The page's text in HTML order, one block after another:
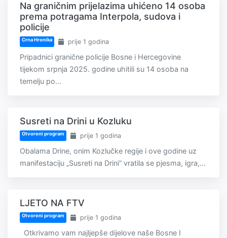
Na graničnim prijelazima uhićeno 14 osoba
prema potragama Interpola, sudova i
policije
Crna Hronika prije 1 godina
Pripadnici granične policije Bosne i Hercegovine
tijekom srpnja 2025. godine uhitili su 14 osoba na
temelju po...
Susreti na Drini u Kozluku
Otvoreni program prije 1 godina
Obalama Drine, onim Kozlučke regije i ove godine uz
manifestaciju „Susreti na Drini“ vratila se pjesma, igra,...
LJETO NA FTV
Otvoreni program prije 1 godina
Otkrivamo vam najljepše dijelove naše Bosne I